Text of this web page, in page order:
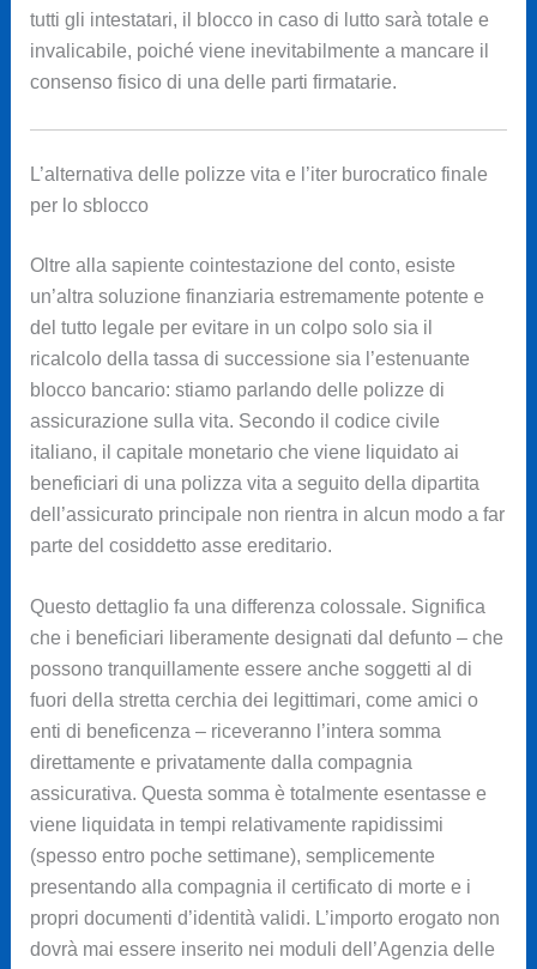
tutti gli intestatari, il blocco in caso di lutto sarà totale e
invalicabile, poiché viene inevitabilmente a mancare il
consenso fisico di una delle parti firmatarie.
L’alternativa delle polizze vita e l’iter burocratico finale
per lo sblocco
Oltre alla sapiente cointestazione del conto, esiste
un’altra soluzione finanziaria estremamente potente e
del tutto legale per evitare in un colpo solo sia il
ricalcolo della tassa di successione sia l’estenuante
blocco bancario: stiamo parlando delle polizze di
assicurazione sulla vita. Secondo il codice civile
italiano, il capitale monetario che viene liquidato ai
beneficiari di una polizza vita a seguito della dipartita
dell’assicurato principale non rientra in alcun modo a far
parte del cosiddetto asse ereditario.
Questo dettaglio fa una differenza colossale. Significa
che i beneficiari liberamente designati dal defunto – che
possono tranquillamente essere anche soggetti al di
fuori della stretta cerchia dei legittimari, come amici o
enti di beneficenza – riceveranno l’intera somma
direttamente e privatamente dalla compagnia
assicurativa. Questa somma è totalmente esentasse e
viene liquidata in tempi relativamente rapidissimi
(spesso entro poche settimane), semplicemente
presentando alla compagnia il certificato di morte e i
propri documenti d’identità validi. L’importo erogato non
dovrà mai essere inserito nei moduli dell’Agenzia delle